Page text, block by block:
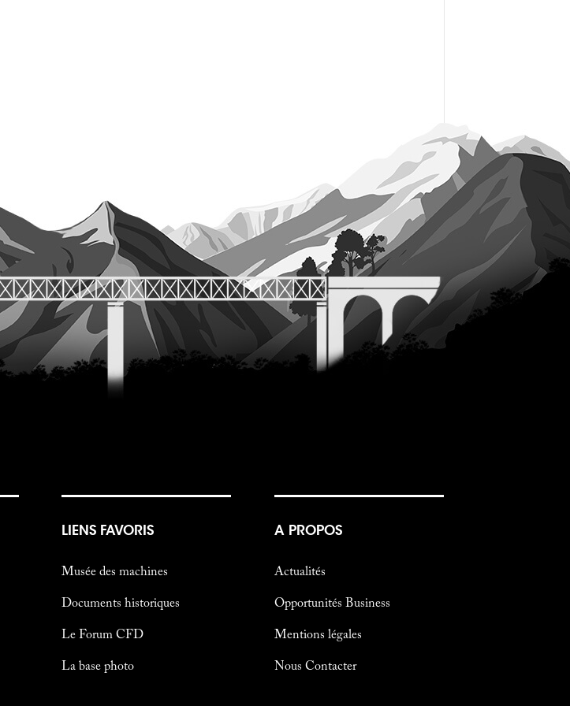
LIENS FAVORIS
Musée des machines
Documents historiques
Le Forum CFD
La base photo
A PROPOS
Actualités
Opportunités Business
Mentions légales
Nous Contacter